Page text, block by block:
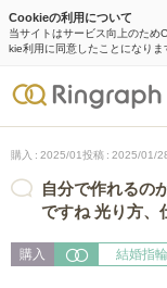
Cookieの利用について
当サイトはサービス向上のため
kie利用に同意したことになりま
購入 2025/01投稿 2025/01/
自分で作れるの
ですね 光り方、
購入 結婚指輪